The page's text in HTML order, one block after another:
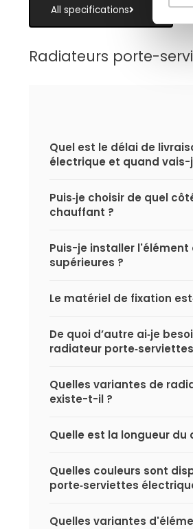
All specifications
Radiateurs porte-
Quel est le délai de
électrique et quand vais-
Puis‑je choisir de quel
chauffant ?
Puis-je installer
supérieures ?
Le matériel de fixation
De quoi d’autre ai‑je
radiateur
Quelles variantes de
existe-t-il ?
Quelle est la longueur
Quelles couleurs sont
porte‑serviettes
Quelles variantes